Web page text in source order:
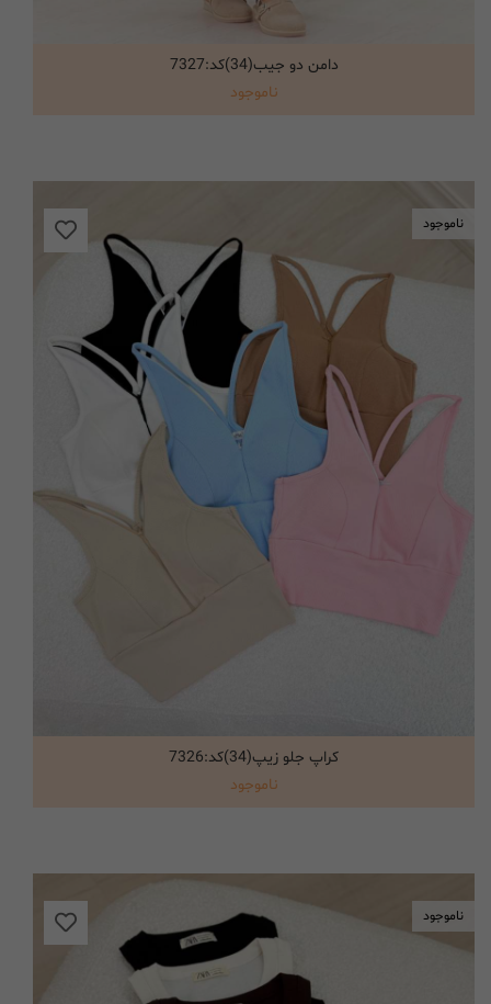
انتخاب گزینه ها
دامن دو جیب(34)کد:7327
ناموجود
ناموجود
انتخاب گزینه ها
کراپ جلو زیپ(34)کد:7326
ناموجود
ناموجود